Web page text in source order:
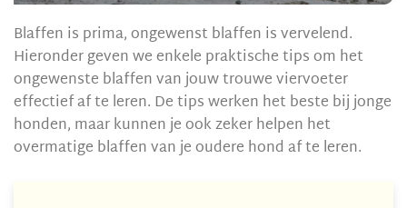
Blaffen is prima, ongewenst blaffen is vervelend.
Hieronder geven we enkele praktische tips om het
ongewenste blaffen van jouw trouwe viervoeter
effectief af te leren. De tips werken het beste bij jonge
honden, maar kunnen je ook zeker helpen het
overmatige blaffen van je oudere hond af te leren.